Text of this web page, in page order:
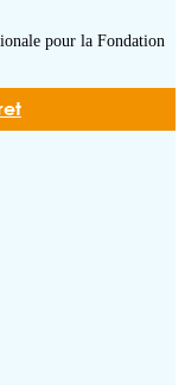
pour la Fondation